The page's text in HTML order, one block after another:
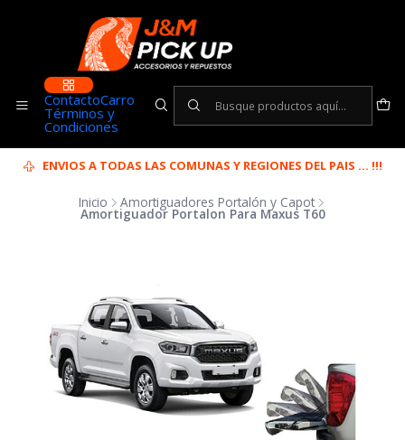
ContactoCarro
Términos y
Condiciones
ENVIOS A TODAS LAS COMUNAS Y REGIONES DEL PAIS ... !!!
Inicio Amortiguadores Portalón y Capot
Amortiguador Portalon Para Maxus T60